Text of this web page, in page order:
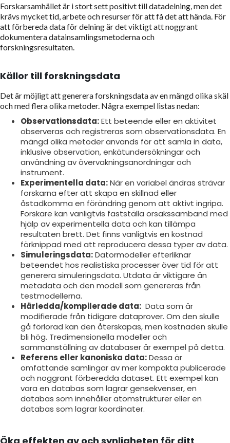
Forskarsamhället är i stort sett positivt till datadelning, men det
krävs mycket tid, arbete och resurser för att få det att hända. För
att förbereda data för delning är det viktigt att noggrant
dokumentera datainsamlingsmetoderna och
forskningsresultaten.
Källor till forskningsdata
Det är möjligt att generera forskningsdata av en mängd olika skäl
och med flera olika metoder. Några exempel listas nedan:
Observationsdata:Ett beteende eller en aktivitet
observeras och registreras som observationsdata. En
mängd olika metoder används för att samla in data,
inklusive observation, enkätundersökningar och
användning av övervakningsanordningar och
instrument.
Experimentella data:När en variabel ändras strävar
forskarna efter att skapa en skillnad eller
åstadkomma en förändring genom att aktivt ingripa.
Forskare kan vanligtvis fastställa orsakssamband med
hjälp av experimentella data och kan tillämpa
resultaten brett. Det finns vanligtvis en kostnad
förknippad med att reproducera dessa typer av data.
Simuleringsdata:Datormodeller efterliknar
beteendet hos realistiska processer över tid för att
generera simuleringsdata. Utdata är viktigare än
metadata och den modell som genereras från
testmodellerna.
Härledda/kompilerade data: Data som är
modifierade från tidigare dataprover. Om den skulle
gå förlorad kan den återskapas, men kostnaden skulle
bli hög. Tredimensionella modeller och
sammanställning av databaser är exempel på detta.
Referens eller kanoniska data:Dessa är
omfattande samlingar av mer kompakta publicerade
och noggrant förberedda dataset. Ett exempel kan
vara en databas som lagrar gensekvenser, en
databas som innehåller atomstrukturer eller en
databas som lagrar koordinater.